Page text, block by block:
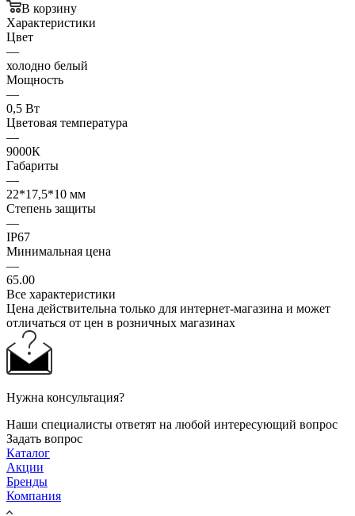
В корзину
Характеристики
Цвет
—
холодно белый
Мощность
—
0,5 Вт
Цветовая температура
—
9000К
Габариты
—
22*17,5*10 мм
Степень защиты
—
IP67
Минимальная цена
—
65.00
Все характеристики
Цена действительна только для интернет-магазина и может
отличаться от цен в розничных магазинах
Нужна консультация?
Наши специалисты ответят на любой интересующий вопрос
Задать вопрос
Каталог
Акции
Бренды
Компания